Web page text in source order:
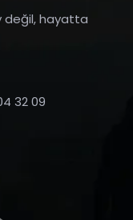
değil, hayatta
32 09